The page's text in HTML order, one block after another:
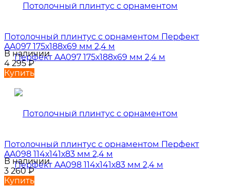
Потолочный плинтус с орнаментом Перфект
AA097 175х188х69 мм 2,4 м
В наличии
4 295₽
Купить
Потолочный плинтус с орнаментом Перфект
AA098 114х141х83 мм 2,4 м
В наличии
3 260₽
Купить